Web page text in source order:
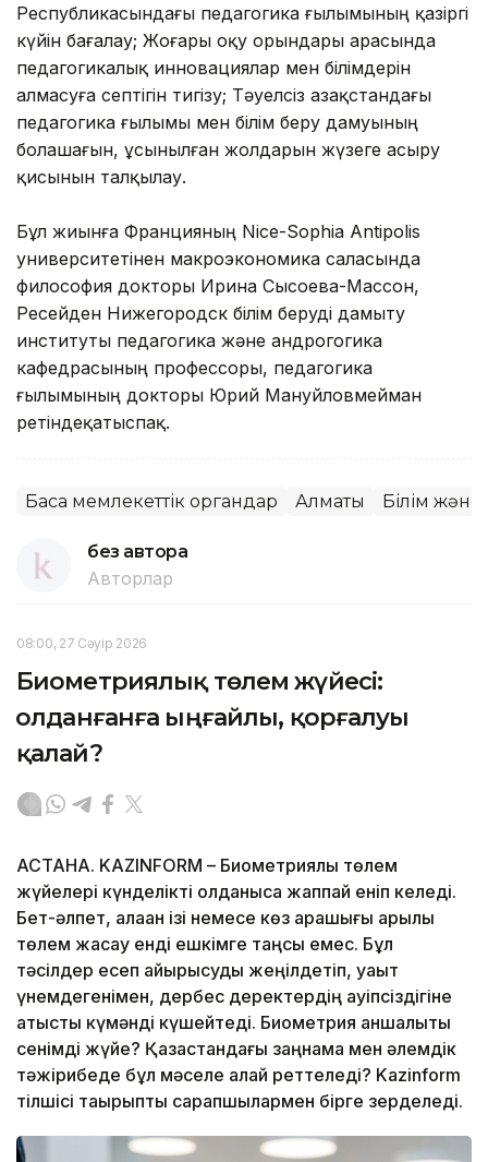
Республикасындағы педагогика ғылымының қазіргі
күйін бағалау; Жоғары оқу орындары арасында
педагогикалық инновациялар мен білімдерін
алмасуға септігін тигізу; Тәуелсіз Қазақстандағы
педагогика ғылымы мен білім беру дамуының
болашағын, ұсынылған жолдарын жүзеге асыру
қисынын талқылау.
Бұл жиынға Францияның Nice-Sophia Antipolis
университетінен макроэкономика саласында
философия докторы Ирина Сысоева-Массон,
Ресейден Нижегородск білім беруді дамыту
институты педагогика және андрогогика
кафедрасының профессоры, педагогика
ғылымының докторы Юрий Мануйловмейман
ретіндеқатыспақ.
Басқа мемлекеттік органдар Алматы Білім
без автора
Авторлар
08:00, 27 Сәуір 2026
Биометриялық төлем жүйесі:
Қолданғанға ыңғайлы, қорғалуы
қалай?
АСТАНА. KAZINFORM – Биометриялық төлем
жүйелері күнделікті қолданысқа жаппай еніп келеді.
Бет-әлпет, алақан ізі немесе көз қарашығы арқылы
төлем жасау енді ешкімге таңсық емес. Бұл
тәсілдер есеп айырысуды жеңілдетіп, уақыт
үнемдегенімен, дербес деректердің қауіпсіздігіне
қатысты күмәнді күшейтеді. Биометрия қаншалықты
сенімді жүйе? Қазақстандағы заңнама мен әлемдік
тәжірибеде бұл мәселе қалай реттеледі? Kazinform
тілшісі тақырыпты сарапшылармен бірге зерделеді.